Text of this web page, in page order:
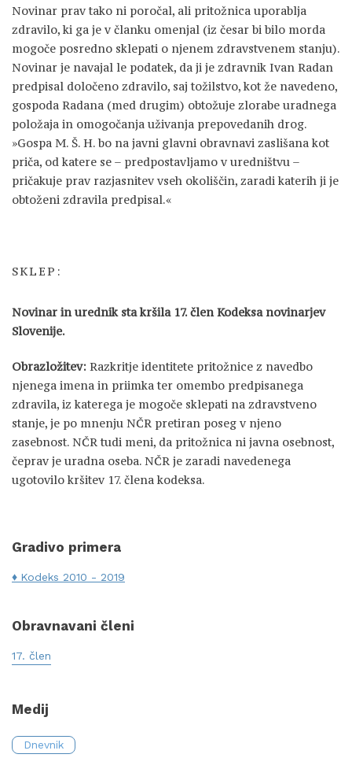
Novinar prav tako ni poročal, ali pritožnica uporablja
zdravilo, ki ga je v članku omenjal (iz česar bi bilo morda
mogoče posredno sklepati o njenem zdravstvenem stanju).
Novinar je navajal le podatek, da ji je zdravnik Ivan Radan
predpisal določeno zdravilo, saj tožilstvo, kot že navedeno,
gospoda Radana (med drugim) obtožuje zlorabe uradnega
položaja in omogočanja uživanja prepovedanih drog.
»Gospa M. Š. H. bo na javni glavni obravnavi zaslišana kot
priča, od katere se – predpostavljamo v uredništvu –
pričakuje prav razjasnitev vseh okoliščin, zaradi katerih ji je
obtoženi zdravila predpisal.«
SKLEP:
Novinar in urednik sta kršila 17. člen Kodeksa novinarjev
Slovenije.
Obrazložitev: Razkritje identitete pritožnice z navedbo
njenega imena in priimka ter omembo predpisanega
zdravila, iz katerega je mogoče sklepati na zdravstveno
stanje, je po mnenju NČR pretiran poseg v njeno
zasebnost. NČR tudi meni, da pritožnica ni javna osebnost,
čeprav je uradna oseba. NČR je zaradi navedenega
ugotovilo kršitev 17. člena kodeksa.
Gradivo primera
Kodeks 2010 - 2019
Obravnavani členi
17. člen
Medij
Dnevnik